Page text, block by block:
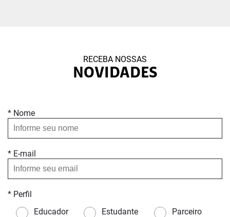
RECEBA NOSSAS
NOVIDADES
* Nome
* E-mail
* Perfil
Educador
Estudante Parceiro